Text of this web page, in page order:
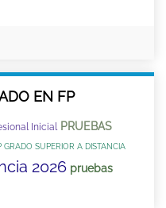
EN FP
Inicial PRUEBAS
GRADO SUPERIOR A DISTANCIA
2026 pruebas